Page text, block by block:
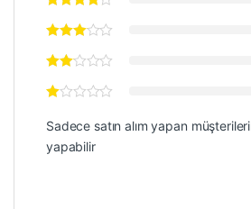
Sadece satın alım yapan
yapabilir